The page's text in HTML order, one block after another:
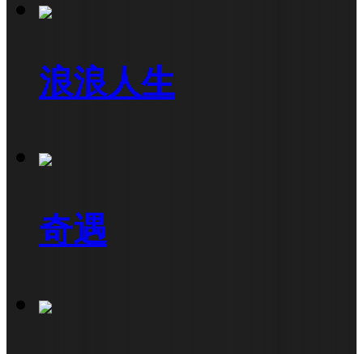
浪浪人生
奇遇